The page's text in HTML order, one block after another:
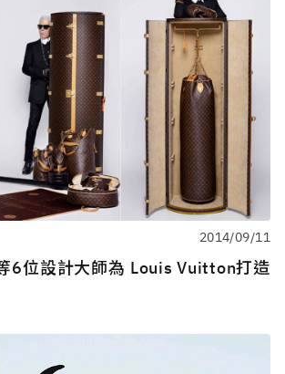
2014/09/11
6位設計大師為 Louis Vuitton打造